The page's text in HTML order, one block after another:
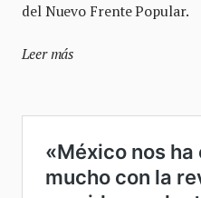
del Nuevo Frente Popular.
Leer más